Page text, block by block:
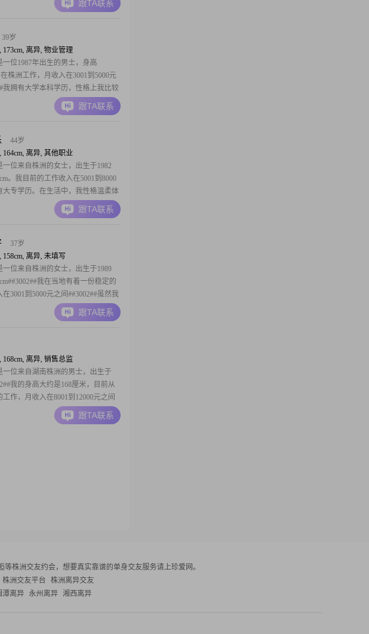
谈，善于与人沟通##3002##我有着强
跟TA联系
39岁
173cm, 离异, 物业管理
一位1987年出生的男士，身高
株洲工作，月收入在3001到5000元
我拥有大学本科学历，性格上我比较
于倾听他人的想法和感受##3002##在
重成熟稳重的态度，喜欢活在当下，
和阅读历
跟TA联系
44岁
164cm, 离异, 其他职业
一位来自株洲的女士，出生于1982
。我目前的工作收入在5001到8000
大专学历。在生活中，我性格温柔体
，始终保持乐观积极的态度。我热爱
靠，注重健康管理，追求简单而幸福
，因此我总是努力做到随和易相处
跟TA联系
37岁
离异, 未填写
一位来自株洲的女士，出生于1989
我在当地有着一份稳定的
3001到5000元之间##3002##虽然我
，但我一直保持着学习的热情，努力
自己##3002##性格方面，我自认为是
跟TA联系
168cm, 离异, 销售总监
一位来自湖南株洲的男士，出生于
我的身高大约是168厘米，目前从
作，月收入在8001到12000元之间
学业上拥有大专的学历##3002##性格
为是一个稳重可靠的人，对待生活中
跟TA联系
等株洲交友约会，想要真实靠谱的单身交友服务请上珍爱网。
株洲交友平台
株洲离异交友
潭离异 永州离异 湘西离异